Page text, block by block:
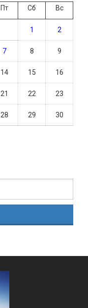
Пт Сб Вс
1 2
7 8 9
14 15 16
21 22 23
28 29 30